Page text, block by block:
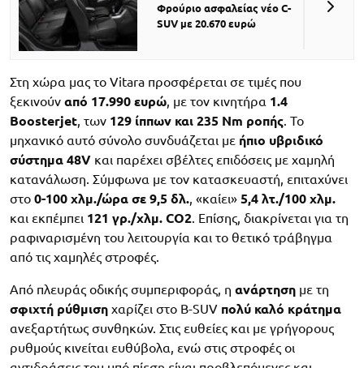
Φρούριο ασφαλείας νέο C-
SUV με 20.670 ευρώ
Στη χώρα μας το Vitara προσφέρεται σε τιμές που
ξεκινούν από 17.990 ευρώ, με τον κινητήρα 1.4
Boosterjet, των 129 ίππων και 235 Nm ροπής. Το
μηχανικό αυτό σύνολο συνδυάζεται με ήπιο υβριδικό
σύστημα 48V και παρέχει σβέλτες επιδόσεις με χαμηλή
κατανάλωση. Σύμφωνα με τον κατασκευαστή, επιταχύνει
στο 0-100 χλμ./ώρα σε 9,5 δλ., «καίει» 5,4 λτ./100 χλμ.
και εκπέμπει 121 γρ./χλμ. CO2. Επίσης, διακρίνεται για τη
ραφιναρισμένη του λειτουργία και το θετικό τράβηγμα
από τις χαμηλές στροφές.
Από πλευράς οδικής συμπεριφοράς, η ανάρτηση με τη
σφιχτή ρύθμιση χαρίζει στο B-SUV πολύ καλό κράτημα
ανεξαρτήτως συνθηκών. Στις ευθείες και με γρήγορους
ρυθμούς κινείται ευθύβολα, ενώ στις στροφές οι